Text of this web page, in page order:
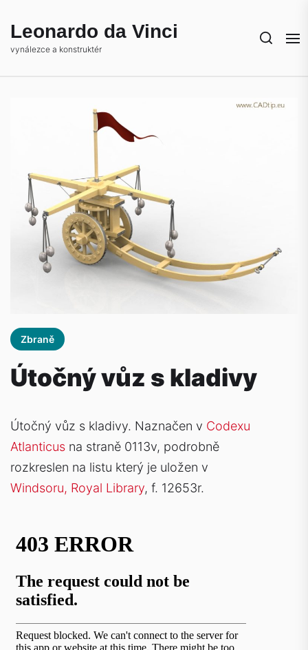
theLeonardo da Vinci
vynálezce a konstruktér
Zbraně
Útočný vůz s kladivy
Útočný vůz s kladivy. Naznačen v Codexu
Atlanticus na straně 0113v, podrobně
rozkreslen na listu který je uložen v
Windsoru, Royal Library, f. 12653r.